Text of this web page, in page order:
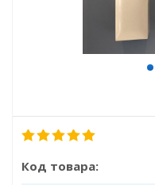
Код товара: